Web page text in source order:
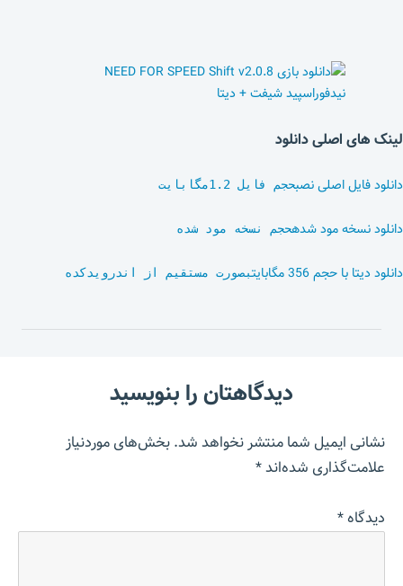
لینک های اصلی دانلود
دانلود فایل اصلی نصبحجم فایل 1.2مگابایت
دانلود نسخه مود شدهحجم نسخه مود شده
دانلود دیتا با حجم 356 مگابایت بصورت مستقیم از اندرویدکده
دیدگاهتان را بنویسید
نشانی ایمیل شما منتشر نخواهد شد.بخش‌های موردنیاز
علامت‌گذاری شده‌اند*
دیدگاه*